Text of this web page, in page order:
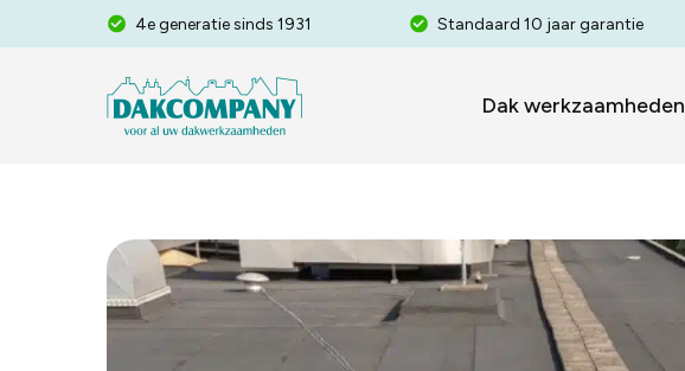
to
4e generatie sinds 1931 Standaard 10 jaar garantie
Dak werkzaamheden